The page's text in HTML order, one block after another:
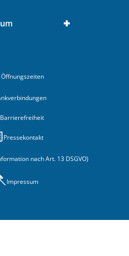
Öffnungszeiten
Barrierefreiheit
Pressekontakt
nach Art. 13 DSGVO)
Impressum